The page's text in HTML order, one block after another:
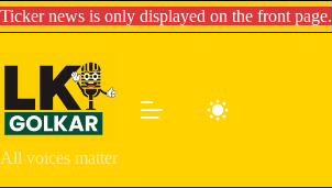
Skip
to
Ticker news is only displayed on the front page.
All voices matter